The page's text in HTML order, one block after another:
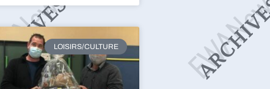
LOISIRS/CULTURE